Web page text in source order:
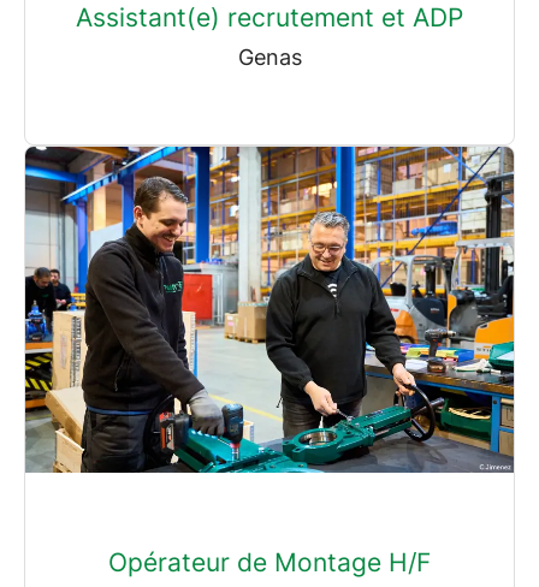
Assistant(e) recrutement et ADP
Genas
Opérateur de Montage H/F